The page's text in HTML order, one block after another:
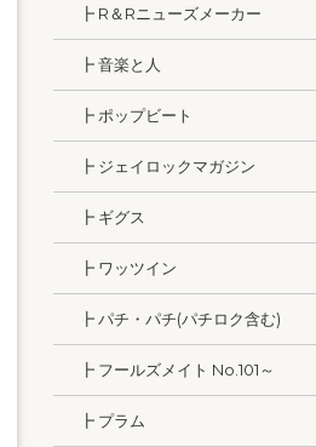
┣ R＆Rニューズメーカー
┣ 音楽と人
┣ ポップビート
┣ ジェイロックマガジン
┣ ギグス
┣ ワッツイン
┣ パチ・パチ(パチロク含む)
┣ フールズメイト No.101～
┣ プラム